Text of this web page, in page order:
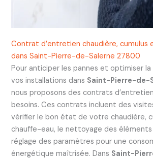
Contrat d’entretien chaudière, cumulus
dans Saint-Pierre-de-Salerne 27800
Pour anticiper les pannes et optimiser
vos installations dans Saint-Pierre-de-
nous proposons des contrats
besoins. Ces contrats incluent des
vérifier le bon état de votre chaudière,
chauffe-eau, le nettoyage des
réglage des paramètres pour une
énergétique maîtrisée. Dans Saint-